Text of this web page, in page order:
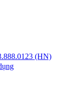
(HN)